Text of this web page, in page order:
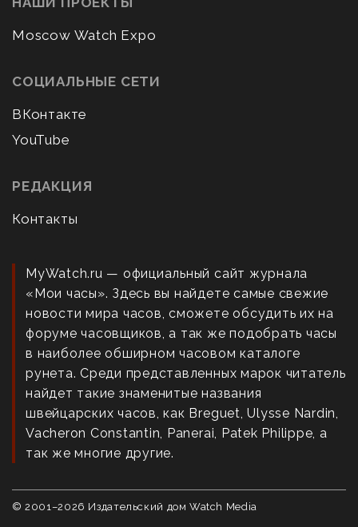
Moscow Watch Expo
СОЦИАЛЬНЫЕ СЕТИ
ВКонтакте
YouTube
РЕДАКЦИЯ
Контакты
MyWatch.ru — официальный сайт журнала
«Мои часы». Здесь вы найдете самые свежие
новости мира часов, сможете обсудить их на
форуме часовщиков, а так же подобрать часы
в наиболее обширном часовом каталоге
рунета. Среди представленных марок читатель
найдет такие знаменитые названия
швейцарских часов, как Breguet, Ulysse Nardin,
Vacheron Constantin, Panerai, Patek Philippe, а
так же многие другие.
© 2001–2026 Издательский дом Watch Media